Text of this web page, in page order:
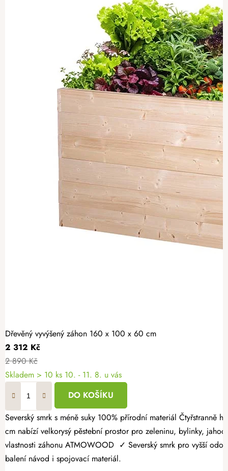
Dřevěný vyvýšený záhon 160 x 100 x 60 cm
2 312 Kč
2 890 Kč
Skladem > 10 ks 10. - 11. 8. u vás
DO KOŠÍKU
Severský smrk s méně suky 100% přírodní materiál Čtyřstranně hoblovaný masiv Dopřejte si radost z vlastní úrody a vytvořte si zahrádku přesně podle svých představ. Dřevěný vyvýšený záhon 160 × 100 × 60
cm nabízí velkorysý pěstební prostor pro zeleninu, bylinky,
vlastnosti záhonu ATMOWOOD ✓ Severský smrk pro vyšší
balení návod i spojovací materiál.